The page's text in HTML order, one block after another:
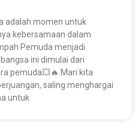
adalah momen untuk
kebersamaan dalam
Pemuda menjadi
ini dimulai dari
pemuda💥🔥.Mari kita
saling menghargai
untuk